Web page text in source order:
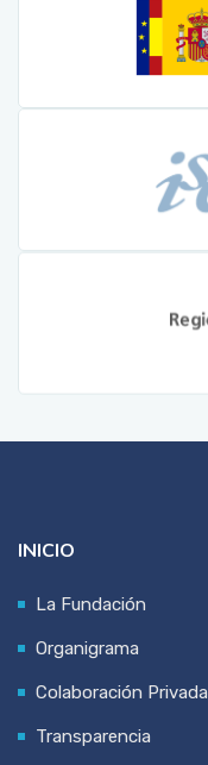
INICIO
La Fundación
Organigrama
Colaboración Privada
Transparencia